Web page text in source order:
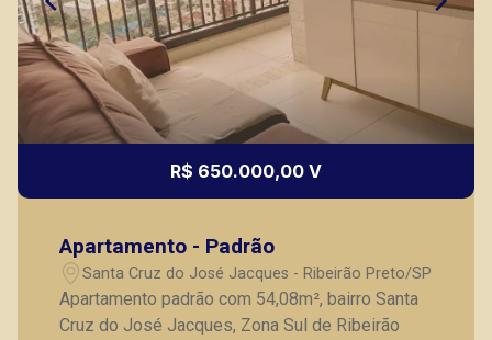
R$ 650.000,00 V
Apartamento - Padrão
Santa Cruz do José Jacques - Ribeirão Preto/SP
Apartamento padrão com 54,08m², bairro Santa
Cruz do José Jacques, Zona Sul de Ribeirão